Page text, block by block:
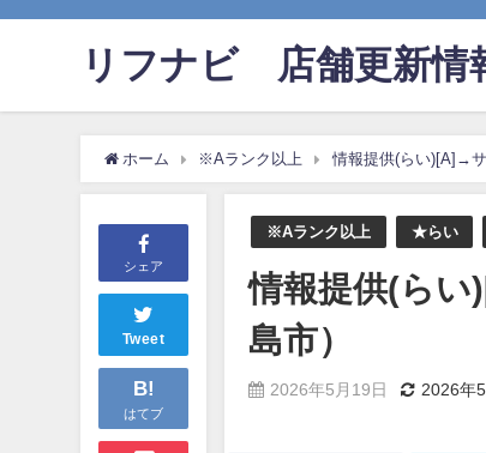
リフナビ®店舗更新情
ホーム ※Aランク以上 情報提供(らい)[A]→
シェア
Tweet
B!
はてブ
※Aランク以上 ★らい
情報提供(ら
島市）
2026年5月19日 2026年